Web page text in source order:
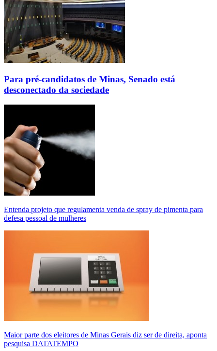
Para pré-candidatos de Minas, Senado está
desconectado da sociedade
Entenda projeto que regulamenta venda de spray de pimenta para
defesa pessoal de mulheres
Maior parte dos eleitores de Minas Gerais diz ser de direita, aponta
pesquisa DATATEMPO